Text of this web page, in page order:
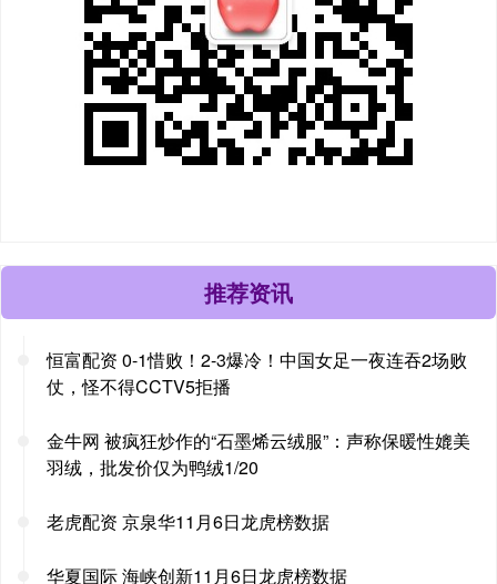
推荐资讯
恒富配资 0-1惜败！2-3爆冷！中国女足一夜连吞2场败
仗，怪不得CCTV5拒播
金牛网 被疯狂炒作的“石墨烯云绒服”：声称保暖性媲美
羽绒，批发价仅为鸭绒1/20
老虎配资 京泉华11月6日龙虎榜数据
华夏国际 海峡创新11月6日龙虎榜数据